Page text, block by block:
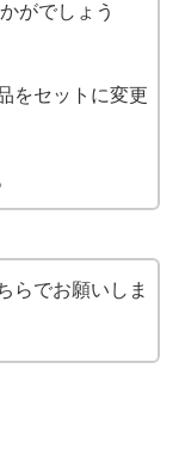
がでしょう
をセットに変更
らでお願いしま